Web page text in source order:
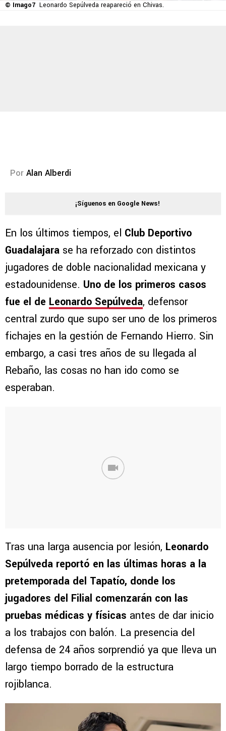
© Imago7 Leonardo Sepúlveda reapareció en Chivas.
Por Alan Alberdi
¡Síguenos en Google News!
En los últimos tiempos, el Club Deportivo
Guadalajara se ha reforzado con distintos
jugadores de doble nacionalidad mexicana y
estadounidense. Uno de los primeros casos
fue el de Leonardo Sepúlveda, defensor
central zurdo que supo ser uno de los primeros
fichajes en la gestión de Fernando Hierro. Sin
embargo, a casi tres años de su llegada al
Rebaño, las cosas no han ido como se
esperaban.
Tras una larga ausencia por lesión, Leonardo
Sepúlveda reportó en las últimas horas a la
pretemporada del Tapatío, donde los
jugadores del Filial comenzarán con las
pruebas médicas y físicas antes de dar inicio
a los trabajos con balón. La presencia del
defensa de 24 años sorprendió ya que lleva un
largo tiempo borrado de la estructura
rojiblanca.